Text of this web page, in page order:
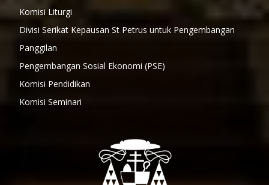
Komisi Liturgi
Divisi Serikat Kepausan St Petrus untuk Pengembangan
Panggilan
Pengembangan Sosial Ekonomi (PSE)
Komisi Pendidikan
Komisi Seminari